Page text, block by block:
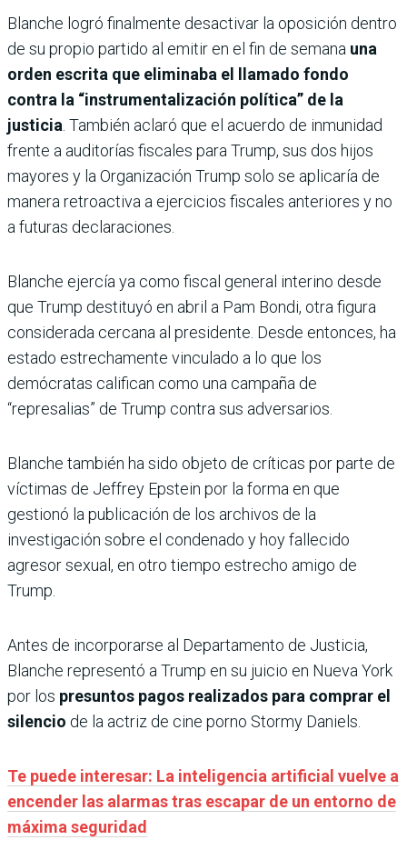
Blanche logró finalmente desactivar la oposición dentro
de su propio partido al emitir en el fin de semana una
orden escrita que eliminaba el llamado fondo
contra la “instrumentalización política” de la
justicia . También aclaró que el acuerdo de inmunidad
frente a auditorías fiscales para Trump, sus dos hijos
mayores y la Organización Trump solo se aplicaría de
manera retroactiva a ejercicios fiscales anteriores y no
a futuras declaraciones.
Blanche ejercía ya como fiscal general interino desde
que Trump destituyó en abril a Pam Bondi, otra figura
considerada cercana al presidente. Desde entonces, ha
estado estrechamente vinculado a lo que los
demócratas califican como una campaña de
“represalias” de Trump contra sus adversarios.
Blanche también ha sido objeto de críticas por parte de
víctimas de Jeffrey Epstein por la forma en que
gestionó la publicación de los archivos de la
investigación sobre el condenado y hoy fallecido
agresor sexual, en otro tiempo estrecho amigo de
Trump.
Antes de incorporarse al Departamento de Justicia,
Blanche representó a Trump en su juicio en Nueva York
por los presuntos pagos realizados para comprar el
silencio de la actriz de cine porno Stormy Daniels.
Te puede interesar: La inteligencia artificial vuelve a
encender las alarmas tras escapar de un entorno de
máxima seguridad